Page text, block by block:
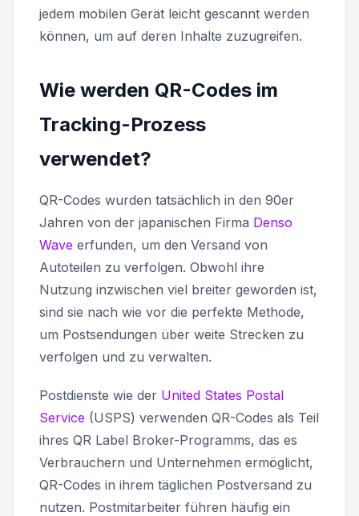
jedem mobilen Gerät leicht gescannt werden
können, um auf deren Inhalte zuzugreifen.
Wie werden QR-Codes im
Tracking-Prozess
verwendet?
QR-Codes wurden tatsächlich in den 90er
Jahren von der japanischen Firma Denso
Wave erfunden, um den Versand von
Autoteilen zu verfolgen. Obwohl ihre
Nutzung inzwischen viel breiter geworden ist,
sind sie nach wie vor die perfekte Methode,
um Postsendungen über weite Strecken zu
verfolgen und zu verwalten.
Postdienste wie der United States Postal
Service (USPS) verwenden QR-Codes als Teil
ihres QR Label Broker-Programms, das es
Verbrauchern und Unternehmen ermöglicht,
QR-Codes in ihrem täglichen Postversand zu
nutzen. Postmitarbeiter führen häufig ein